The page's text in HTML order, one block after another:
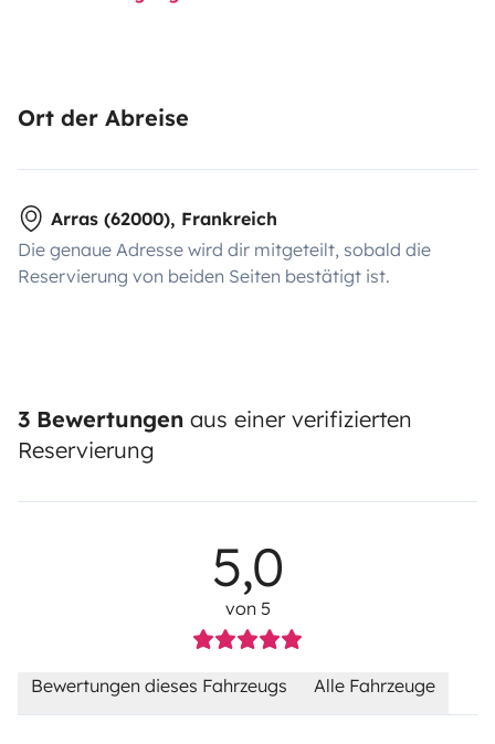
Ort der Abreise
Arras (62000), Frankreich
Die genaue Adresse wird dir mitgeteilt, sobald die
Reservierung von beiden Seiten bestätigt ist.
3 Bewertungen aus einer verifizierten
Reservierung
5,0
von 5
Bewertungen dieses Fahrzeugs Alle Fahrzeuge